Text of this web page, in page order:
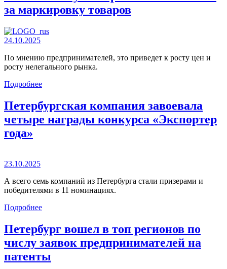
за маркировку товаров
24.10.2025
По мнению предпринимателей, это приведет к росту цен и
росту нелегального рынка.
Подробнее
Петербургская компания завоевала
четыре награды конкурса «Экспортер
года»
23.10.2025
А всего семь компаний из Петербурга стали призерами и
победителями в 11 номинациях.
Подробнее
Петербург вошел в топ регионов по
числу заявок предпринимателей на
патенты